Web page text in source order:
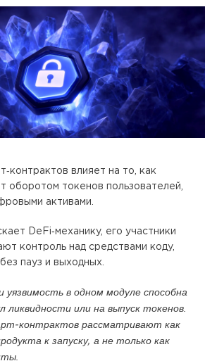
БЛОГ
ВАКАНСИИ
влияет на то, как
оборотом токенов пользователей,
активами.
DeFi‑механику, его участники
контроль над средствами коду,
пауз и выходных.
уязвимость в одном модуле способна
ликвидности или на выпуск токенов.
рассматривают как
к запуску, а не только как